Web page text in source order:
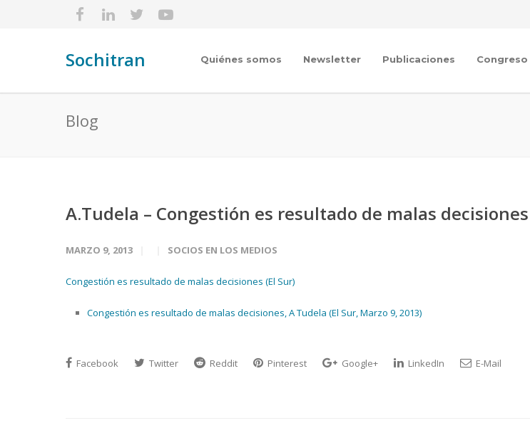
Sochitran Quiénes somos Newsletter Publicaciones
Blog
A.Tudela – Congestión es resultado de malas decisiones
MARZO 9, 2013 SOCIOS EN LOS MEDIOS
Congestión es resultado de malas decisiones (El Sur)
Congestión es resultado de malas decisiones, A Tudela (El Sur, Marzo 9, 2013)
Facebook Twitter Reddit Pinterest Google+ LinkedIn E-Mail